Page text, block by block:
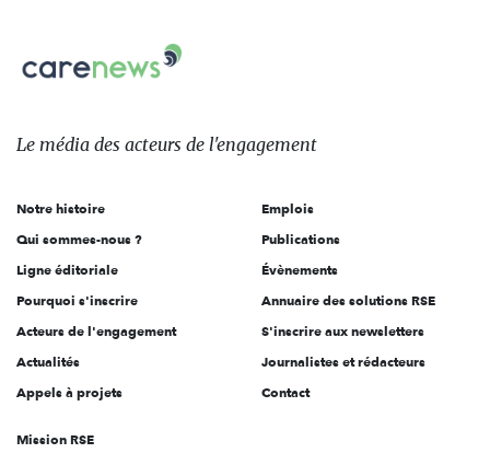
sur:
Carenews,
Le
des
l'engagement
Le média des acteurs de l'engagement
Notre histoire
Qui sommes-nous ?
Ligne éditoriale
Pourquoi s'inscrire
Acteurs de l'engagement
Actualités
Appels à projets
Emplois
Publications
Évènements
Annuaire des solutions RSE
S'inscrire aux newsletters
Journalistes et rédacteurs
Contact
Mission RSE